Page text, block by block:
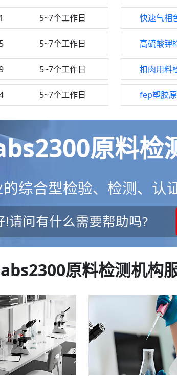
5~7个工作日 快速气相
5~7个工作日 高硫酸钾
5~7个工作日 扣肉用料
5~7个工作日 fep塑胶
原料检
综合型检验、检测、认
!请问有什么需要帮助吗?
abs2300原料检测机构